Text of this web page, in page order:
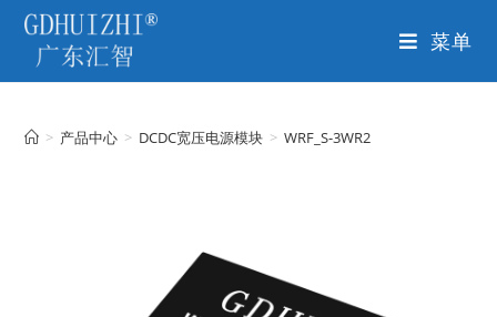
菜单
> 产品中心 > DCDC宽压电源模块 > WRF_S-3WR2